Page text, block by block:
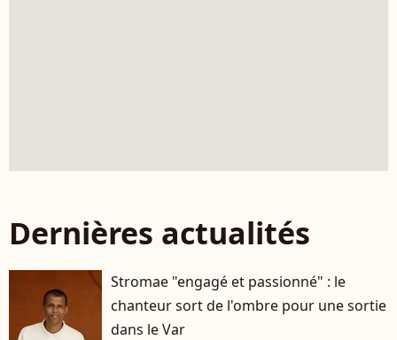
Dernières actualités
Stromae "engagé et passionné" : le
chanteur sort de l'ombre pour une sortie
dans le Var